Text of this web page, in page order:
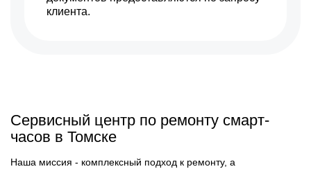
клиента.
Сервисный центр по ремонту смарт-
часов в Томске
Наша миссия - комплексный подход к ремонту, а